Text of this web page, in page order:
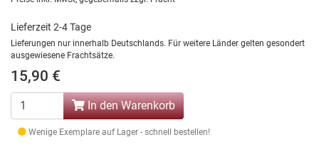
Lieferzeit 2-4 Tage
Lieferungen nur innerhalb Deutschlands. Für weitere Länder gelten gesondert
ausgewiesene Frachtsätze.
15,90 €
In den Warenkorb
Wenige Exemplare auf Lager - schnell bestellen!